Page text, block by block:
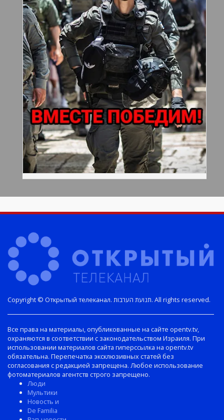
Copyright © Открытый телеканал. תנועת הערבות. All rights reserved.
Все права на материалы, опубликованные на сайте opentv.tv,
охраняются в соответствии с законодательством Израиля. При
использовании материалов сайта гиперссылка на opentv.tv
обязательна. Перепечатка эксклюзивных статей без
согласования с редакцией запрещена. Любое использование
фотоматериалов агентств строго запрещено.
Люди
Мультики
Новость и
De Familia